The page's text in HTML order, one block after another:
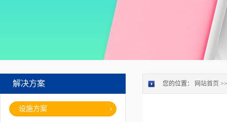
解决方案
设施方案
您的位置： 网站首页 >>